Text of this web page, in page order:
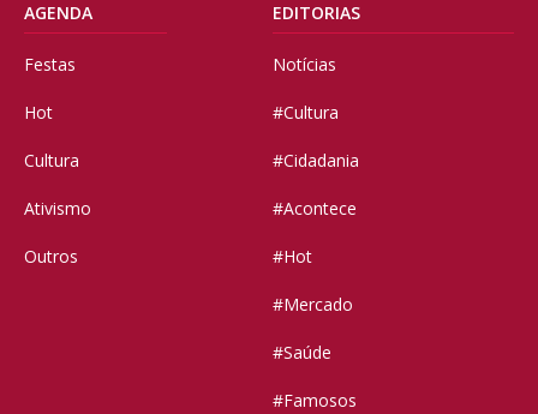
AGENDA
Festas
Hot
Cultura
Ativismo
Outros
EDITORIAS
Notícias
#Cultura
#Cidadania
#Acontece
#Hot
#Mercado
#Saúde
#Famosos